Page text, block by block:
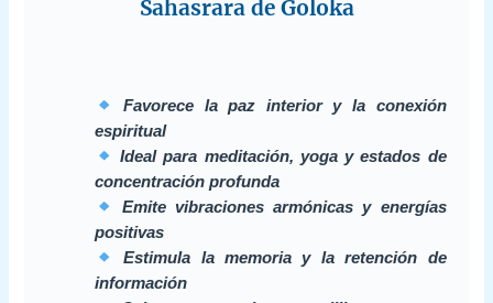
Sahasrara de Goloka
Favorece la paz interior y la conexión
espiritual
Ideal para meditación, yoga y estados de
concentración profunda
Emite vibraciones armónicas y energías
positivas
Estimula la memoria y la retención de
información